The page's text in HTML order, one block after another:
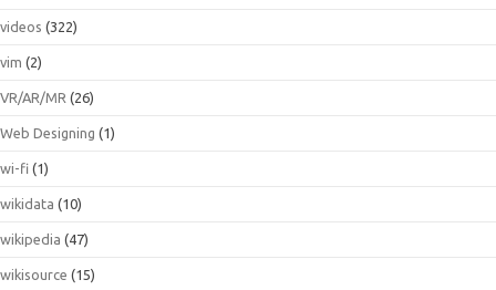
videos (322)
vim (2)
VR/AR/MR (26)
Web Designing (1)
wi-fi (1)
wikidata (10)
wikipedia (47)
wikisource (15)